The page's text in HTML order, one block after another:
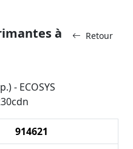
Retour
à
- ECOSYS
914621